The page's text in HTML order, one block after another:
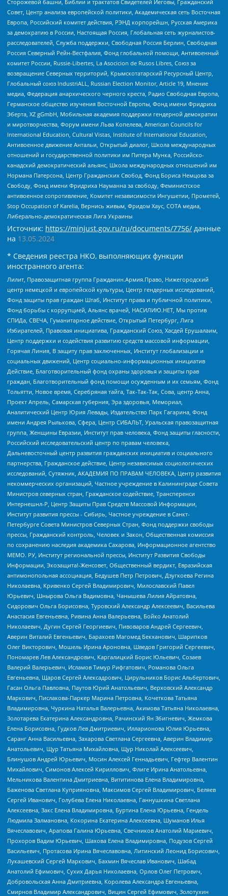
Сторожевой башни, Библии и трактатов Свидетелей Иеговы, Гражданский
Совет, Центр анализа европейской политики, Академическая сеть Восточная
Европа, Российский комитет действия, РЭНД корпорейшн, Русская Америка
за демократию в России, Настоящая Россия, Глобальная сеть журналистов-
расследователей, Служба поддержки, Свободная Россия Берлин, Свободная
Россия Северный Рейн-Вестфалия, Фонд глобальной помощи, Антивоенный
комитет России, Russie-Libertes, La Asocicion de Rusos Libres, Союз за
возвращение Северных территорий, Крымскотатарский Ресурсный Центр,
Глобальный союз IndustriALL, Russian Election Monitor, Article 19, Мнение
медиа, Федерация анархического черного креста, Радио Свободная Европа,
Германское общество изучения Восточной Европы, Фонд имени Фридриха
Эберта, XZ gGmbH, Мобильная академия поддержки гендерной демократии
и миротворчества, Форум имени Льва Копелева, American Councils for
International Education, Cultural Vistas, Institute of International Education,
Антивоенное движение Антальи, Открытый диалог, Школа международных
отношений и государственной политики им Питера Мунка, Российско-
канадский демократический альянс, Школа международных отношений им
Нормана Патерсона, Центр Гражданских Свобод, Фонд Бориса Немцова за
Свободу, Фонд имени Фридриха Науманна за свободу, Феминистское
антивоенное сопротивление, Комитет независимости Ингушетии, Прометей,
Stop Occupation of Karelia, Вернись живым, Фридом Хаус, СОТА медиа,
Либерально-демократическая Лига Украины
Источник: https://minjust.gov.ru/ru/documents/7756/ данные
на 13.05.2024
* Сведения реестра НКО, выполняющих функции
иностранного агента:
Лилит, Правозащитная группа Гражданин.Армия.Право, Нижегородский
центр немецкой и европейской культуры, Центр гендерных исследований,
Фонд защиты прав граждан Штаб, Институт права и публичной политики,
Фонд борьбы с коррупцией, Альянс врачей, НАСИЛИЮ.НЕТ, Мы против
СПИДа, СВЕЧА, Гуманитарное действие, Открытый Петербург, Лига
Избирателей, Правовая инициатива, Гражданский Союз, Хасдей Ерушалаим,
Центр поддержки и содействия развитию средств массовой информации,
Горячая Линия, В защиту прав заключенных, Институт глобализации и
социальных движений, Центр социально-информационных инициатив
Действие, Благотворительный фонд охраны здоровья и защиты прав
граждан, Благотворительный фонд помощи осужденным и их семьям, Фонд
Тольятти, Новое время, Серебряная тайга, Так-Так-Так, Сова, центр Анна,
Проект Апрель, Самарская губерния, Эра здоровья, Мемориал,
Аналитический Центр Юрия Левады, Издательство Парк Гагарина, Фонд
имени Андрея Рылькова, Сфера, Центр СИБАЛЬТ, Уральская правозащитная
группа, Женщины Евразии, Институт прав человека, Фонд защиты гласности,
Российский исследовательский центр по правам человека,
Дальневосточный центр развития гражданских инициатив и социального
партнерства, Гражданское действие, Центр независимых социологических
исследований, Сутяжник, АКАДЕМИЯ ПО ПРАВАМ ЧЕЛОВЕКА, Центр развития
некоммерческих организаций, Частное учреждение в Калининграде Совета
Министров северных стран, Гражданское содействие, Трансперенси
Интернешнл-Р, Центр Защиты Прав Средств Массовой Информации,
Институт развития прессы - Сибирь, Частное учреждение в Санкт-
Петербурге Совета Министров Северных Стран, Фонд поддержки свободы
прессы, Гражданский контроль, Человек и Закон, Общественная комиссия
по сохранению наследия академика Сахарова, Информационное агентство
МЕМО. РУ, Институт региональной прессы, Институт Развития Свободы
Информации, Экозащита!-Женсовет, Общественный вердикт, Евразийская
антимонопольная ассоциация, Бедушев Петр Петрович, Дзугкоева Регина
Николаевна, Кривенко Сергей Владимирович, Милославский Павел
Юрьевич, Шнырова Ольга Вадимовна, Чанышева Лилия Айратовна,
Сидорович Ольга Борисовна, Туровский Александр Алексеевич, Васильева
Анастасия Евгеньевна, Ривина Анна Валерьевна, Бойко Анатолий
Николаевич, Дугин Сергей Георгиевич, Пивоваров Андрей Сергеевич,
Аверин Виталий Евгеньевич, Барахоев Магомед Бекханович, Шарипков
Олег Викторович, Мошель Ирина Ароновна, Шведов Григорий Сергеевич,
Пономарев Лев Александрович, Каргалицкий Борис Юльевич, Созаев
Валерий Валерьевич, Исламов Тимур Рифгатович, Романова Ольга
Евгеньевна, Щаров Сергей Алексадрович, Цирульников Борис Альбертович,
Гасан Ольга Павловна, Паутов Юрий Анатольевич, Верховский Александр
Маркович, Пислакова-Паркер Марина Петровна, Кочеткова Татьяна
Владимировна, Чуркина Наталья Валерьевна, Акимова Татьяна Николаевна,
Золотарева Екатерина Александровна, Рачинский Ян Збигневич, Жемкова
Елена Борисовна, Гудков Лев Дмитриевич, Илларионова Юлия Юрьевна,
Саранг Анна Васильевна, Захарова Светлана Сергеевна, Аверин Владимир
Анатольевич, Щур Татьяна Михайловна, Щур Николай Алексеевич,
Блинушов Андрей Юрьевич, Мосин Алексей Геннадьевич, Гефтер Валентин
Михайлович, Симонов Алексей Кириллович, Флиге Ирина Анатольевна,
Мельникова Валентина Дмитриевна, Вититинова Елена Владимировна,
Баженова Светлана Куприяновна, Максимов Сергей Владимирович, Беляев
Сергей Иванович, Голубева Елена Николаевна, Ганнушкина Светлана
Алексеевна, Закс Елена Владимировна, Буртина Елена Юрьевна, Гендель
Людмила Залмановна, Кокорина Екатерина Алексеевна, Шуманов Илья
Вячеславович, Арапова Галина Юрьевна, Свечников Анатолий Мариевич,
Прохоров Вадим Юрьевич, Шахова Елена Владимировна, Подузов Сергей
Васильевич, Протасова Ирина Вячеславовна, Литинский Леонид Борисович,
Лукашевский Сергей Маркович, Бахмин Вячеслав Иванович, Шабад
Анатолий Ефимович, Сухих Дарья Николаевна, Орлов Олег Петрович,
Добровольская Анна Дмитриевна, Королева Александра Евгеньевна,
Смирнов Владимир Александрович, Вицин Сергей Ефимович, Золотухин